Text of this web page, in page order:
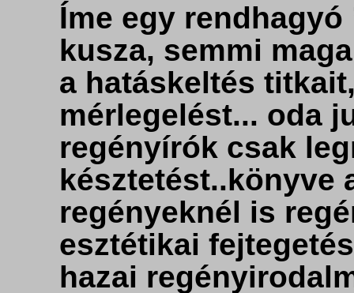
Íme egy
kusza, semmi
a hatáskeltés
mérlegelést... oda
regényírók csak
késztetést..könyve
regényeknél is
esztétikai
hazai